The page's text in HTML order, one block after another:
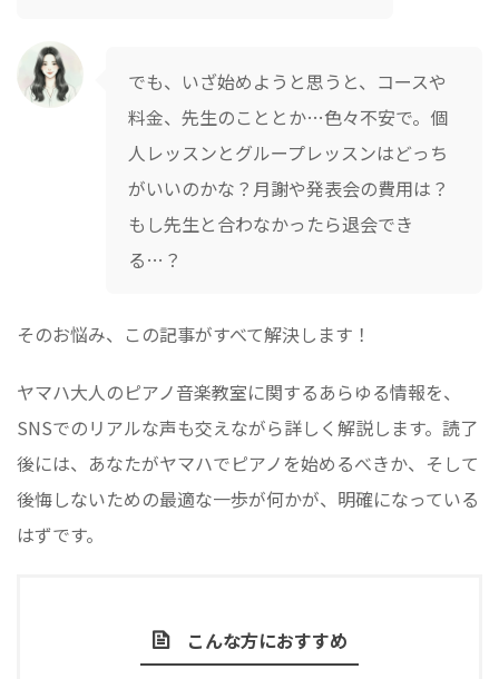
でも、いざ始めようと思うと、コースや
料金、先生のこととか…色々不安で。個
人レッスンとグループレッスンはどっち
がいいのかな？月謝や発表会の費用は？
もし先生と合わなかったら退会でき
る…？
そのお悩み、この記事がすべて解決します！
ヤマハ大人のピアノ音楽教室に関するあらゆる情報を、
SNSでのリアルな声も交えながら詳しく解説します。読了
後には、あなたがヤマハでピアノを始めるべきか、そして
後悔しないための最適な一歩が何かが、明確になっている
はずです。
こんな方におすすめ